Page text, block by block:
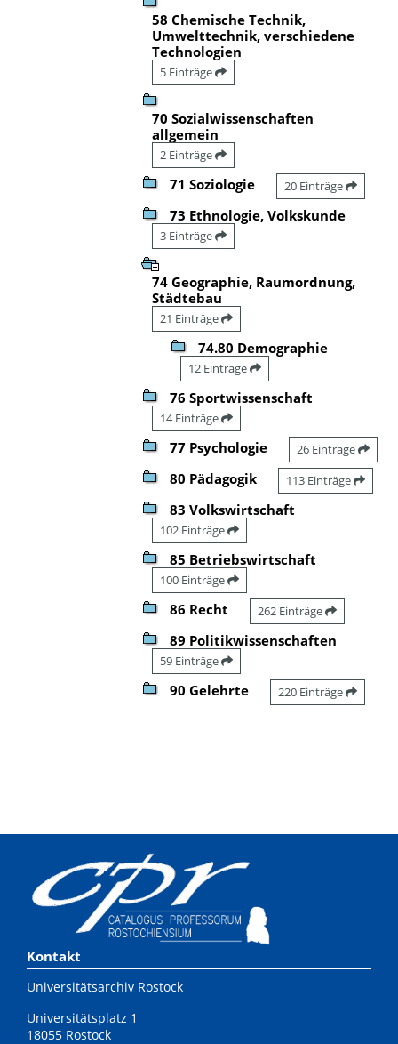
58 Chemische Technik,
Umwelttechnik, verschiedene
Technologien
5 Einträge
70 Sozialwissenschaften
allgemein
2 Einträge
71 Soziologie 20 Einträge
73 Ethnologie, Volkskunde
3 Einträge
74 Geographie, Raumordnung,
Städtebau
21 Einträge
74.80 Demographie
12 Einträge
76 Sportwissenschaft
14 Einträge
77 Psychologie 26 Einträge
80 Pädagogik 113 Einträge
83 Volkswirtschaft
102 Einträge
85 Betriebswirtschaft
100 Einträge
86 Recht 262 Einträge
89 Politikwissenschaften
59 Einträge
90 Gelehrte 220 Einträge
Kontakt
Universitätsarchiv Rostock
Universitätsplatz 1
18055 Rostock